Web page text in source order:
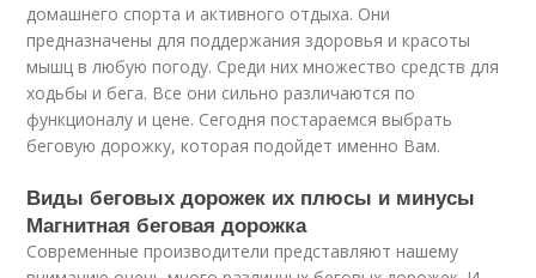
домашнего спорта и активного отдыха. Они
предназначены для поддержания здоровья и красоты
мышц в любую погоду. Среди них множество средств для
ходьбы и бега. Все они сильно различаются по
функционалу и цене. Сегодня постараемся выбрать
беговую дорожку, которая подойдет именно Вам.
Виды беговых дорожек их плюсы и минусы
Магнитная беговая дорожка
Современные производители представляют нашему